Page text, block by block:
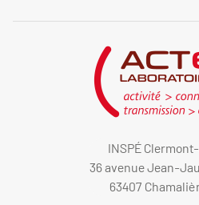
INSPÉ
36 avenue Jean-
63407